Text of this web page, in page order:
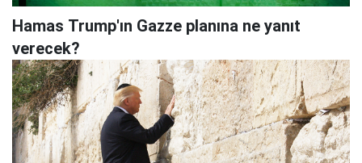
Hamas Trump'ın Gazze planına ne yanıt
verecek?